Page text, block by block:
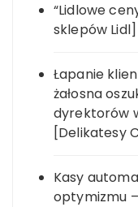
“Lidlowe
sklepów
Łapanie
żałosna
dyrektorów
[Delikatesy
Kasy
optymizmu